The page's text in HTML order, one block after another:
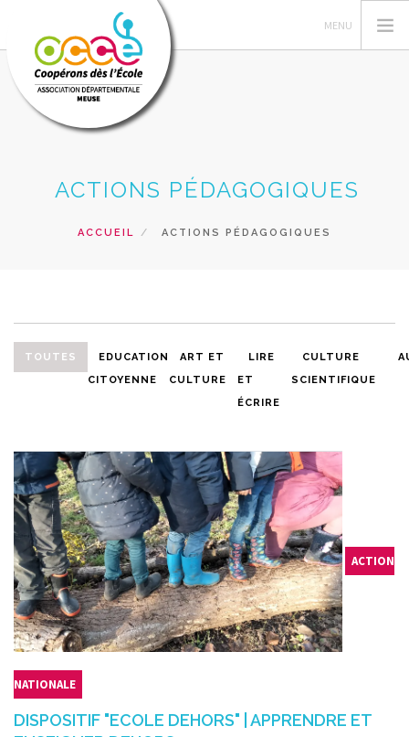
GERER SA COOPERATIVE
RECHERCHER
CONTACT
ACTIONS PÉDAGOGIQUES
ACCUEIL ACTIONS PÉDAGOGIQUES
TOUTES
EDUCATION
CITOYENNE
ART ET
CULTURE
LIRE
ET
ÉCRIRE
CULTURE
SCIENTIFIQUE
ACTION
NATIONALE
DISPOSITIF "ECOLE DEHORS" | APPRENDRE ET